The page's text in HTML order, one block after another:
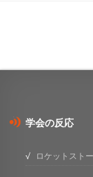
学会の反応
ロケットスト